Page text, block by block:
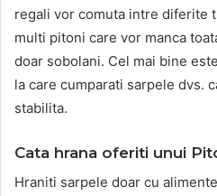
regali vor comuta intre diferite
multi pitoni care vor manca
doar sobolani. Cel mai bine
la care cumparati sarpele dvs.
stabilita.
Cata hrana oferiti unui
Hraniti sarpele doar cu